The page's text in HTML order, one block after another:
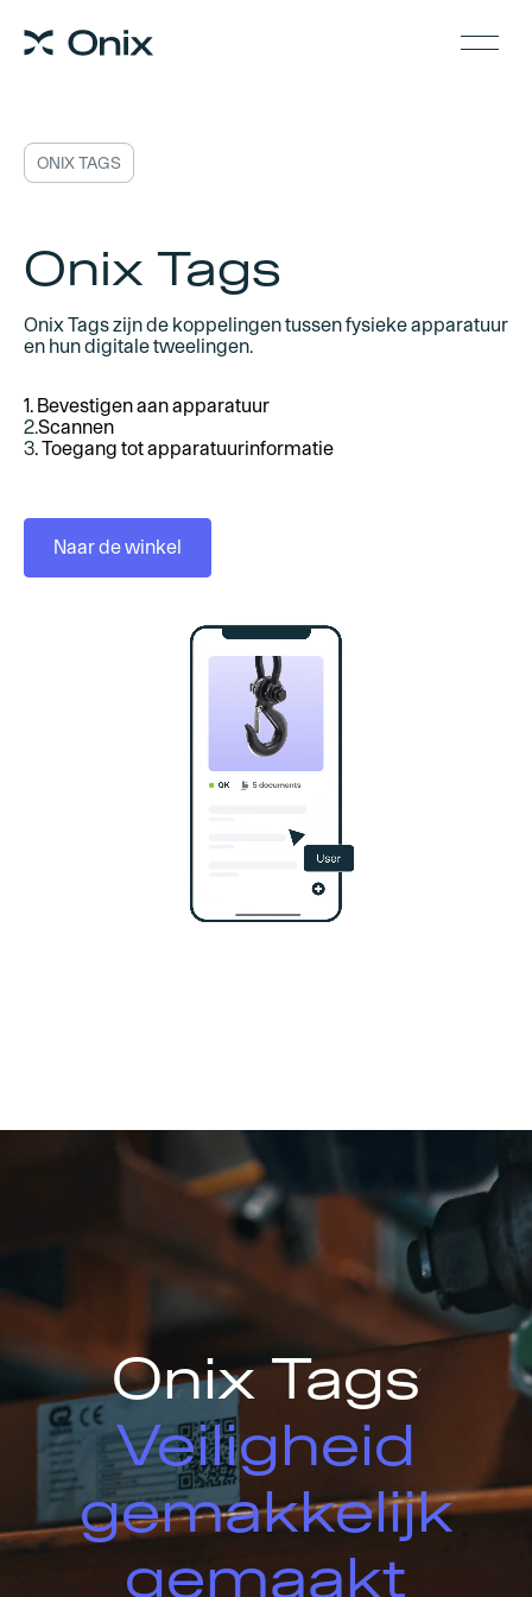
ONIX TAGS
Onix Tags
Onix Tags zijn de koppelingen tussen fysieke apparatuur
en hun digitale tweelingen.
1. Bevestigen aan apparatuur
2.Scannen
3. Toegang tot apparatuurinformatie
Naar de winkel
Onix Tags
Veiligheid
gemakkelijk
gemaakt